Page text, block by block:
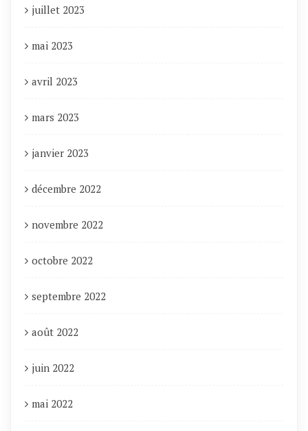
juillet 2023
mai 2023
avril 2023
mars 2023
janvier 2023
décembre 2022
novembre 2022
octobre 2022
septembre 2022
août 2022
juin 2022
mai 2022